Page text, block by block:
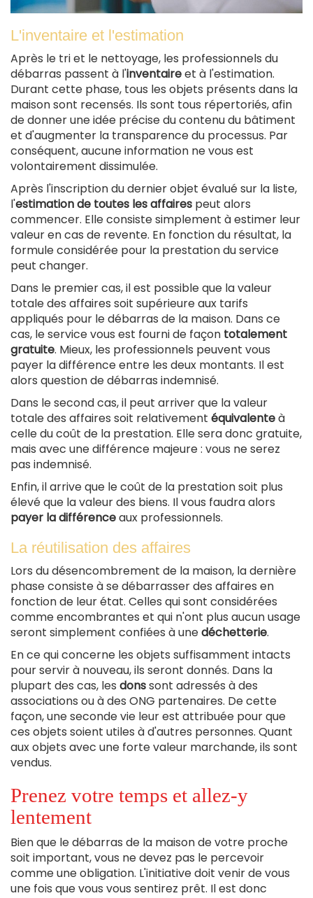
L'inventaire et l'estimation
Après le tri et le nettoyage, les professionnels du
débarras passent à l'inventaireet à l'estimation.
Durant cette phase, tous les objets présents dans la
maison sont recensés. Ils sont tous répertoriés, afin
de donner une idée précise du contenu du bâtiment
et d'augmenter la transparence du processus. Par
conséquent, aucune information ne vous est
volontairement dissimulée.
Après l'inscription du dernier objet évalué sur la liste,
l'estimationde toutes les affaires peut alors
commencer. Elle consiste simplement à estimer leur
valeur en cas de revente. En fonction du résultat, la
formule considérée pour la prestation du service
peut changer.
Dans le premier cas, il est possible que la valeur
totale des affaires soit supérieure aux tarifs
appliqués pour le débarras de la maison. Dans ce
cas, le service vous est fourni de façon totalement
gratuite. Mieux, les professionnels peuvent vous
payer la différence entre les deux montants. Il est
alors question de débarras indemnisé.
Dans le second cas, il peut arriver que la valeur
totale des affaires soit relativement équivalenteà
celle du coût de la prestation. Elle sera donc gratuite,
mais avec une différence majeure : vous ne serez
pas indemnisé.
Enfin, il arrive que le coût de la prestation soit plus
élevé que la valeur des biens. Il vous faudra alors
payer la différenceaux professionnels.
La réutilisation des affaires
Lors du désencombrement de la maison, la dernière
phase consiste à se débarrasser des affaires en
fonction de leur état. Celles qui sont considérées
comme encombrantes et qui n'ont plus aucun usage
seront simplement confiées à unedéchetterie.
En ce qui concerne les objets suffisamment intacts
pour servir à nouveau, ils seront donnés. Dans la
plupart des cas, les donssont adressés à des
associations ou à des ONG partenaires. De cette
façon, une seconde vie leur est attribuée pour que
ces objets soient utiles à d'autres personnes. Quant
aux objets avec une forte valeur marchande, ils sont
vendus.
Prenez votre temps et allez-y
lentement
Bien que le débarras de la maison de votre proche
soit important, vous ne devez pas le percevoir
comme une obligation. L'initiative doit venir de vous
une fois que vous vous sentirez prêt. Il est donc